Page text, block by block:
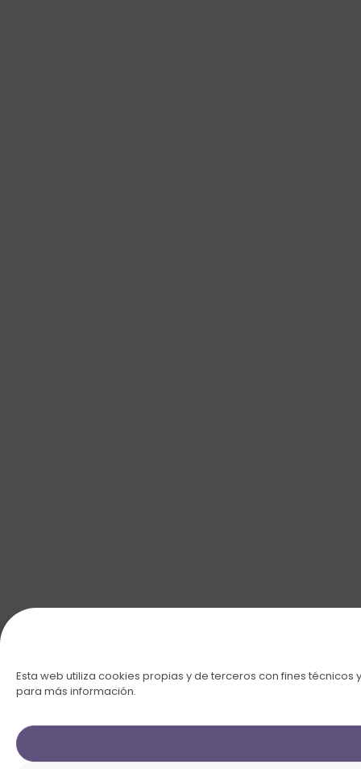
Esta web utiliza cookies propias y de terceros con fines
para más información.